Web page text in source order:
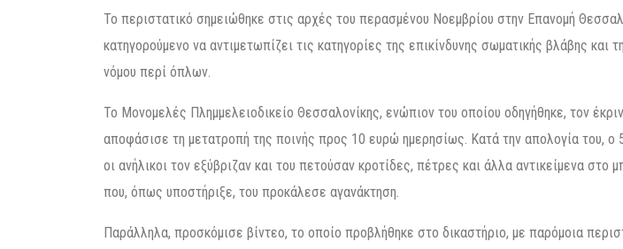
Το περιστατικό σημειώθηκε στις αρχές του περασμένου Νοεμβρίου στην Επανομή
κατηγορούμενο να αντιμετωπίζει τις κατηγορίες της επικίνδυνης σωματικής βλάβης και
νόμου περί όπλων.
Το Μονομελές Πλημμελειοδικείο Θεσσαλονίκης, ενώπιον του οποίου οδηγήθηκε, τον
αποφάσισε τη μετατροπή της ποινής προς 10 ευρώ ημερησίως. Κατά την απολογία του, ο
οι ανήλικοι τον εξύβριζαν και του πετούσαν κροτίδες, πέτρες και άλλα αντικείμενα στο
που, όπως υποστήριξε, του προκάλεσε αγανάκτηση.
Παράλληλα, προσκόμισε βίντεο, το οποίο προβλήθηκε στο δικαστήριο, με παρόμοια